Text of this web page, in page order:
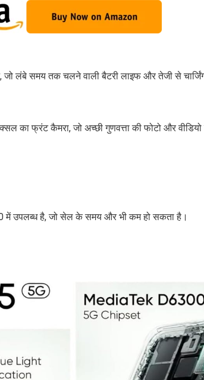
जो लंबे समय तक चलने वाली बैटरी लाइफ और तेजी से
का फ्रंट कैमरा, जो अच्छी गुणवत्ता की फोटो और वीडियो
में उपलब्ध है, जो सेल के समय और भी कम हो सकता है।